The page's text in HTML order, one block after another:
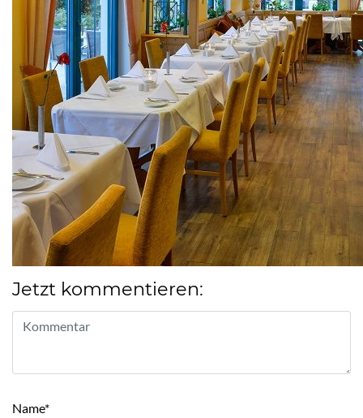
Jetzt kommentieren:
Name*